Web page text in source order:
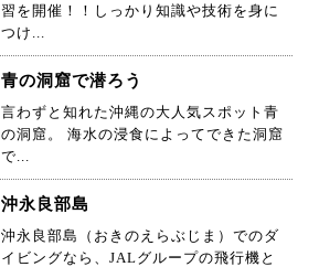
習を開催！！しっかり知識や技術を身に
つけ...
青の洞窟で潜ろう
言わずと知れた沖縄の大人気スポット青
の洞窟。 海水の浸食によってできた洞窟
で...
沖永良部島
沖永良部島（おきのえらぶじま）でのダ
イビングなら、JALグループの飛行機と